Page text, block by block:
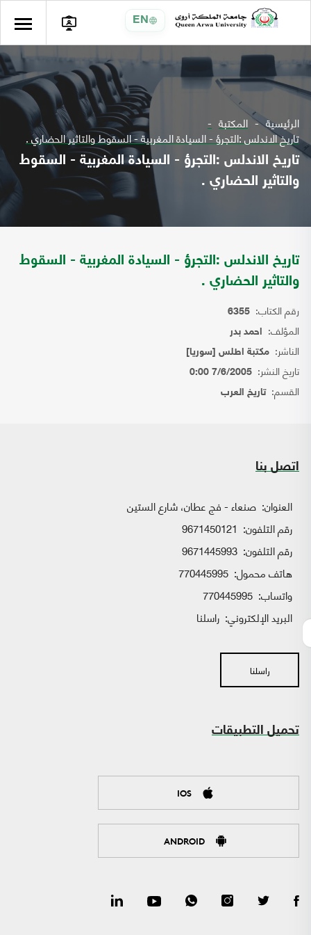
EN
الرئيسية المكتبة
تاريخ الاندلس :التجرؤ - السيادة المغربية - السقوط والتاثير الحضاري .
تاريخ الاندلس :التجرؤ - السيادة المغربية - السقوط
والتاثير الحضاري .
تاريخ الاندلس :التجرؤ - السيادة المغربية - السقوط
والتاثير الحضاري .
رقم الكتاب: 6355
المؤلف: احمد بدر
الناشر: مكتبة اطلس [سوريا]
تاريخ النشر: 7/6/2005 0:00
القسم:تاريخ العرب
اتصل بنا
العنوان: صنعاء - فج عطان، شارع الستين
رقم التلفون: 9671450121
رقم التلفون: 9671445993
هاتف محمول: 770445995
واتساب:
البريد الإلكتروني: راسلنا
راسلنا
تحميل التطبيقات
IOS
ANDROID